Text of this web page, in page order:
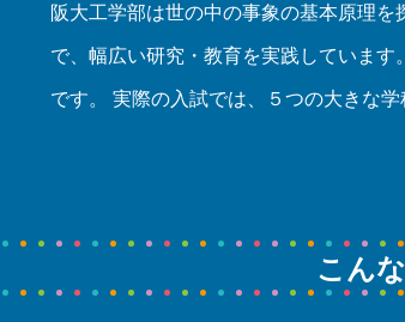
阪大工学部は世の中の事象の基本原理
で、幅広い研究・教育を実践していま
です。 実際の入試では、５つの大きな
こん